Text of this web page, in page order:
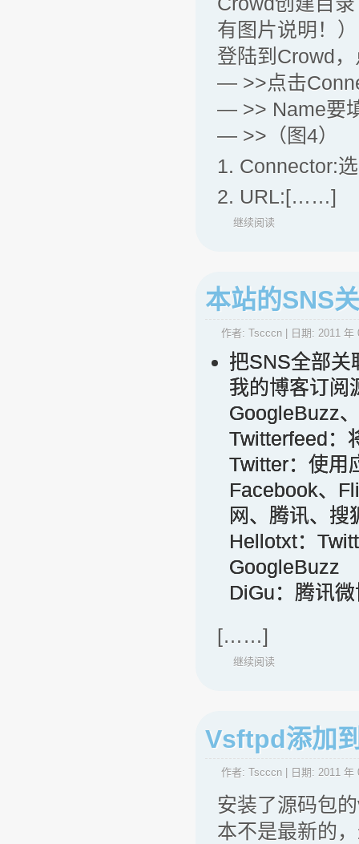
有图片说明！）
登陆到Crowd
— >>点击
— >> Name要
— >>（图4）
1. Connector:
2. URL:[……]
继续阅读
本站的SNS
作者: Tscccn | 日期: 2011 年
把SNS全部关
我的博客订阅
GoogleBuzz
Twitterfeed：
Twitter：使用
Facebook、
网、腾讯、搜
Hellotxt：
GoogleBuzz
DiGu：腾讯
[……]
继续阅读
Vsftpd添加
作者: Tscccn | 日期: 2011 年
安装了源码包
本不是最新的